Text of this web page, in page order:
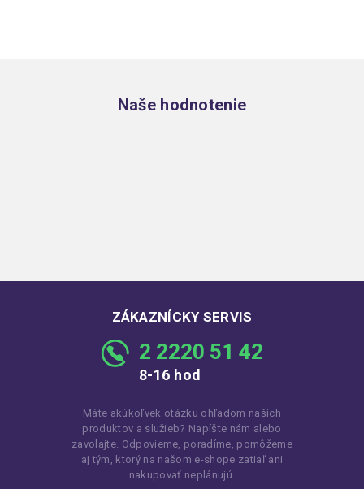
Naše hodnotenie
ZÁKAZNÍCKY SERVIS
2 2220 51 42
8-16 hod
Máte akúkoľvek otázku ohľadom našich
produktov a služieb? Napíšte nám alebo
zavolajte. Odpovieme, poradíme, pomôžeme
aj tým, ktorý na našom e-shope zatiaľ ani
nakupovať neplánujú.